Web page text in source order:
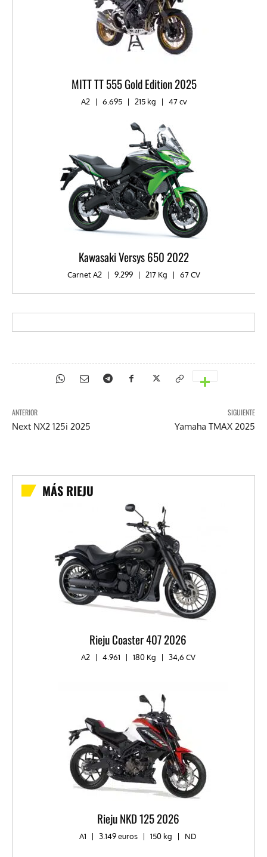
MITT TT 555 Gold Edition 2025
A2 | 6.695 | 215 kg | 47 cv
Kawasaki Versys 650 2022
Carnet A2 | 9.299 | 217 Kg | 67 CV
ANTERIOR
Next NX2 125i 2025
SIGUIENTE
Yamaha TMAX 2025
MÁS RIEJU
Rieju Coaster 407 2026
A2 | 4.961 | 180 Kg | 34,6 CV
Rieju NKD 125 2026
A1 | 3.149 euros | 150 kg | ND